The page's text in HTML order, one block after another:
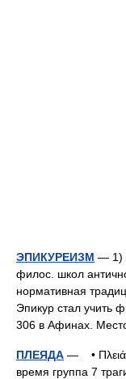
ЭПИКУРЕИЗМ — 1)
филос. школ
нормативная
Эпикур стал учить
306 в Афинах.
ПЛЕЯДА — •
время группа 7